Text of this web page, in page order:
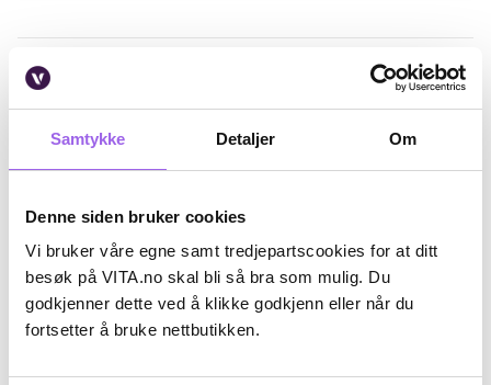
Samtykke Detaljer Om
Denne siden bruker cookies
Vi bruker våre egne samt tredjepartscookies for at ditt
besøk på VITA.no skal bli så bra som mulig. Du
godkjenner dette ved å klikke godkjenn eller når du
fortsetter å bruke nettbutikken.
Beskrivelse
Bruk
Fordeler
Ingredienser
Artikkelnummer: 231011004
Omtaler